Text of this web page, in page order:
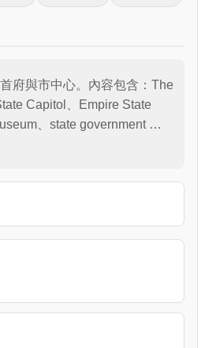
府與市中心。內容包含：The
Capitol、Empire State
、state government
tower、legislative office